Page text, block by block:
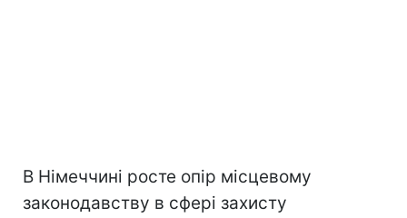
В Німеччині росте опір місцевому
законодавству в сфері захисту